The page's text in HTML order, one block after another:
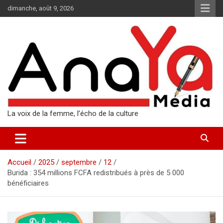
Aller
au
dimanche, août 9, 2026
La voix de la femme, l’écho de la culture
Accueil 2025 septembre
12
Burida : 354 millions FCFA redistribués à près de 5 000
bénéficiaires